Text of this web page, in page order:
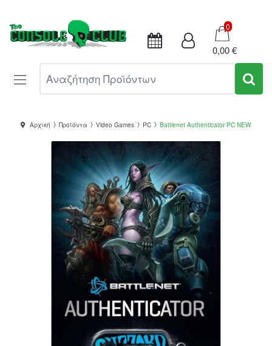
Καλάθι
0
0,00 €
Αρχική Προϊόντα Video Games PC Battlenet Authenticator PC NEW